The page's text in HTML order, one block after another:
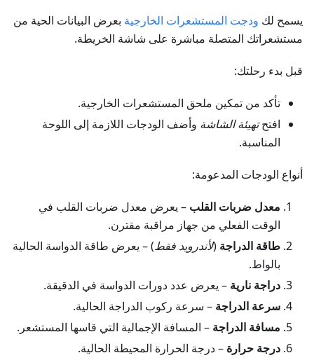
يسمح لك ودجت المستشعرات الخارجية بعرض البيانات الحية من
مستشعراتك المتصلة مباشرة على شاشة الخريطة.
قبل بدء رحلتك:
تأكد من تمكين ملحق المستشعرات الخارجية.
افتحتهيئة الشاشة وأضف الودجات اللازمة إلى اللوحة
المناسبة.
أنواع الودجات المدعومة:
معدل ضربات القلب – يعرض معدل ضربات القلب في
الوقت الفعلي من جهاز مراقبة مقترن.
طاقة الدراجة (لأندرويد فقط) – يعرض طاقة الدواسة الحالية
بالواط.
دراجة نارية – يعرض عدد دورات الدواسة في الدقيقة.
سرعة الدراجة – سرعة ركوب الدراجة الحالية.
مسافة الدراجة – المسافة الإجمالية التي قاسها المستشعر.
درجة حرارة – درجة الحرارة المحيطة الحالية.